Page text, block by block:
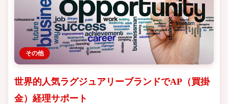
その他
世界的人気ラグジュアリーブランドでAP（買掛
金）経理サポート